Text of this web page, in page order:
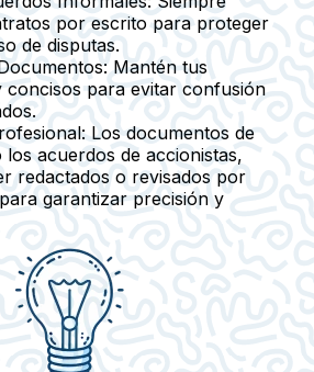
por escrito para proteger
de disputas.
: Mantén tus
concisos para evitar confusión
: Los documentos de
acuerdos de accionistas,
redactados o revisados por
garantizar precisión y